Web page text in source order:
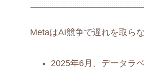
MetaはAI競争で遅れを取らな
2025年6月、データラ